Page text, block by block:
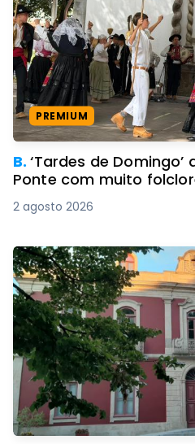
PREMIUM
B.‘Tardes de
Ponte com muito
2 agosto 2026